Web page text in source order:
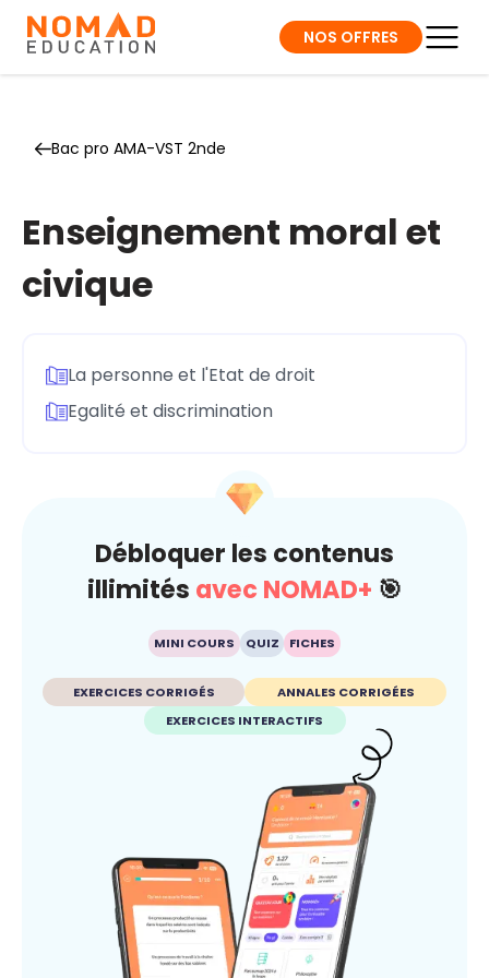
NOS OFFRES
Bac pro AMA-VST 2nde
Enseignement moral et
civique
La personne et l'Etat de droit
Egalité et discrimination
Débloquer les contenus
illimités avec NOMAD+ 🎯
MINI COURS QUIZ FICHES
EXERCICES CORRIGÉS
ANNALES CORRIGÉES
EXERCICES INTERACTIFS